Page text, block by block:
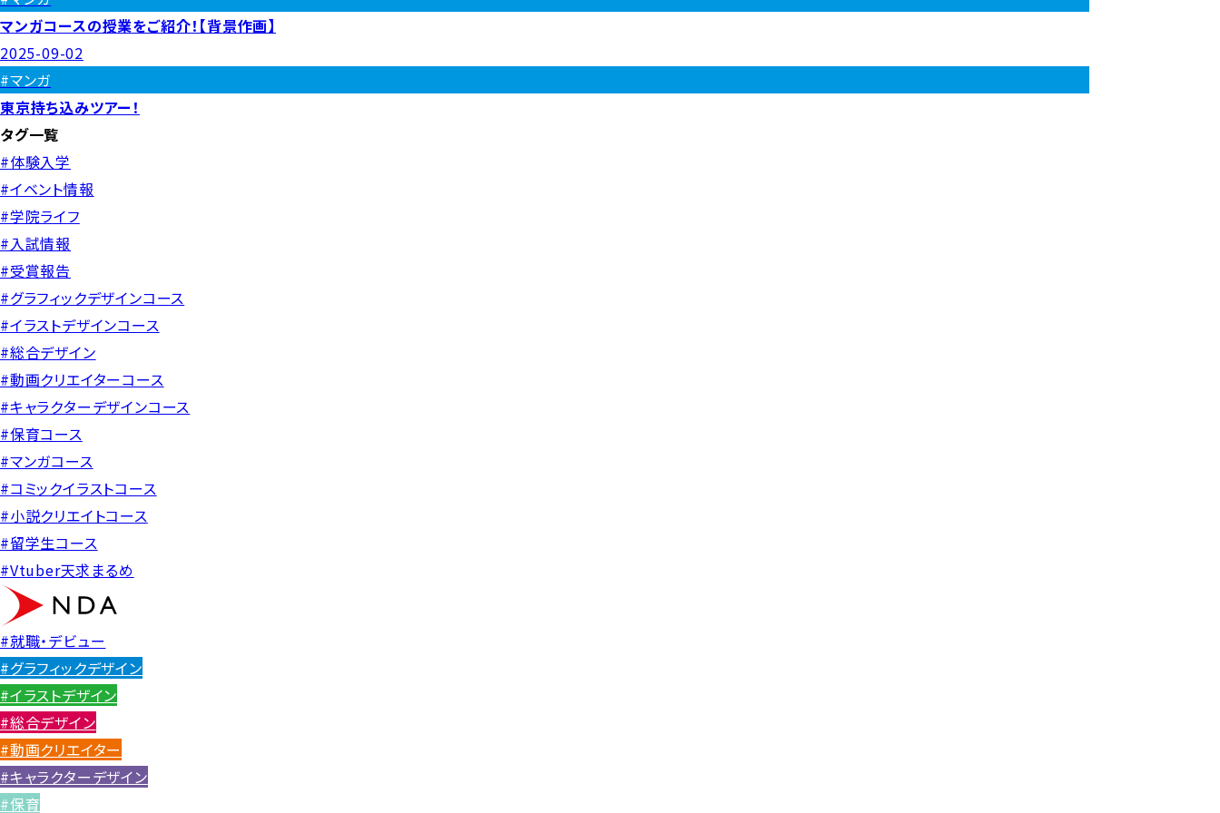
マンガコースの授業をご紹介！【背景作画】
2025-09-02
#マンガ
東京持ち込みツアー！
タグ一覧
#体験入学
#イベント情報
#学院ライフ
#入試情報
#受賞報告
#グラフィックデザインコース
#イラストデザインコース
#総合デザイン
#動画クリエイターコース
#キャラクターデザインコース
#保育コース
#マンガコース
#コミックイラストコース
#小説クリエイトコース
#留学生コース
#Vtuber天求まるめ
#就職・デビュー
#グラフィックデザイン
#イラストデザイン
#総合デザイン
#動画クリエイター
#キャラクターデザイン
#保育